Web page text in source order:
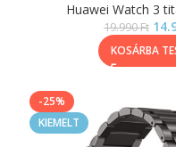
Huawei Watch 3
19.990Ft
KOSÁRBA
-25%
KIEMELT